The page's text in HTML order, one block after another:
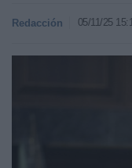
Redacción 05/11/25